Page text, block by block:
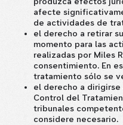
afecte
de actividades de
el derecho a retirar
momento para las
realizadas por Miles
consentimiento. En
tratamiento sólo se
el derecho a
Control del
tribunales
considere necesario.